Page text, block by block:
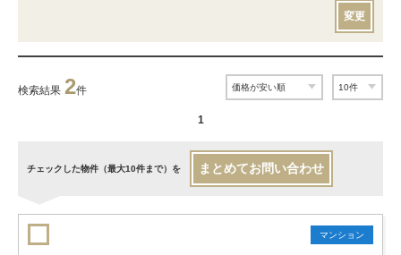
変更
検索結果 2件
1
チェックした物件（最大10件まで）を まとめてお問い合わせ
マンション